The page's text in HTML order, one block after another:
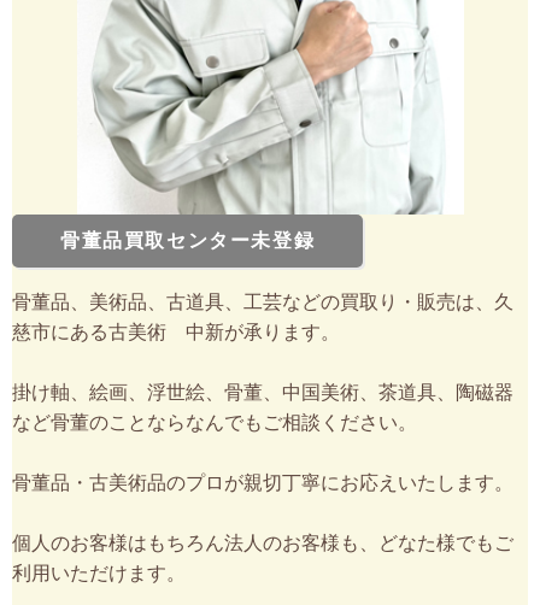
骨董品買取センター未登録
骨董品、美術品、古道具、工芸などの買取り・販売は、久
慈市にある古美術 中新が承ります。
掛け軸、絵画、浮世絵、骨董、中国美術、茶道具、陶磁器
など骨董のことならなんでもご相談ください。
骨董品・古美術品のプロが親切丁寧にお応えいたします。
個人のお客様はもちろん法人のお客様も、どなた様でもご
利用いただけます。